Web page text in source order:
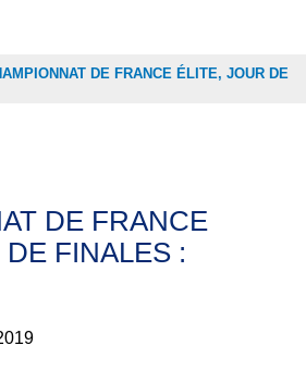
DE FRANCE ÉLITE, JOUR DE
DE FRANCE
FINALES :